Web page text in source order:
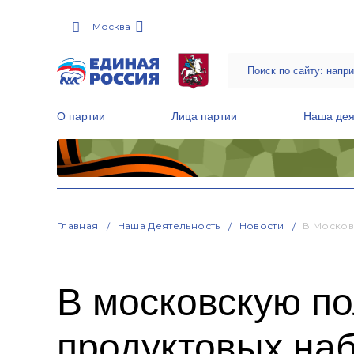
Москва
О партии Лица партии Наша
Главная Наша Деятельность Новости В
В московскую